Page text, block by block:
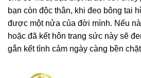
bạn còn độc thân, khi đeo bông tai
được một nửa của đời mình. Nếu
hoặc đã kết hôn trang sức này sẽ
gắn kết tình cảm ngày càng bền